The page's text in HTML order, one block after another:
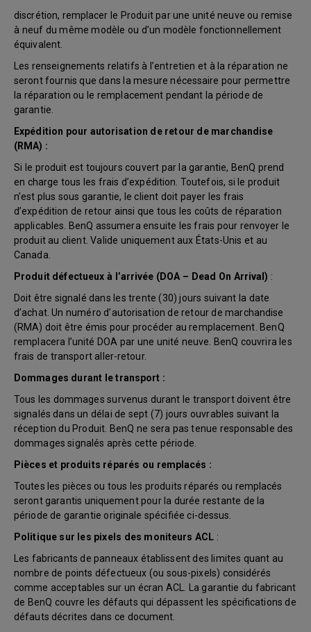
discrétion, remplacer le Produit par une unité neuve ou remise
à neuf du même modèle ou d’un modèle fonctionnellement
équivalent.
Les renseignements relatifs à l’entretien et à la réparation ne
seront fournis que dans la mesure nécessaire pour permettre
la réparation ou le remplacement pendant la période de
garantie.
Expédition pour autorisation de retour de marchandise
(RMA) :
Si le produit est toujours couvert par la garantie, BenQ prend
en charge tous les frais d’expédition. Toutefois, si le produit
n’est plus sous garantie, le client doit payer les frais
d’expédition de retour ainsi que tous les coûts de réparation
applicables. BenQ assumera ensuite les frais pour renvoyer le
produit au client. Valide uniquement aux États-Unis et au
Canada.
Produit défectueux à l’arrivée (DOA – Dead On Arrival) :
Doit être signalé dans les trente (30) jours suivant la date
d’achat. Un numéro d’autorisation de retour de marchandise
(RMA) doit être émis pour procéder au remplacement. BenQ
remplacera l’unité DOA par une unité neuve. BenQ couvrira les
frais de transport aller-retour.
Dommages durant le transport :
Tous les dommages survenus durant le transport doivent être
signalés dans un délai de sept (7) jours ouvrables suivant la
réception du Produit. BenQ ne sera pas tenue responsable des
dommages signalés après cette période.
Pièces et produits réparés ou remplacés :
Toutes les pièces ou tous les produits réparés ou remplacés
seront garantis uniquement pour la durée restante de la
période de garantie originale spécifiée ci-dessus.
Politique sur les pixels des moniteurs ACL :
Les fabricants de panneaux établissent des limites quant au
nombre de points défectueux (ou sous-pixels) considérés
comme acceptables sur un écran ACL. La garantie du fabricant
de BenQ couvre les défauts qui dépassent les spécifications de
défauts décrites dans ce document.